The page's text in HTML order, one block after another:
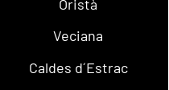
Oristà
Veciana
Caldes d´Estrac